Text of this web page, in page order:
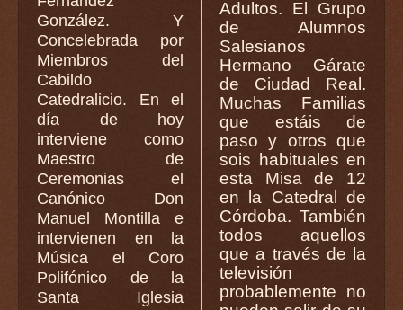
González. Y
Concelebrada por
Miembros del
Cabildo
Catedralicio. En el
día de hoy
interviene como
Maestro de
Ceremonias el
Canónico Don
Manuel Montilla e
intervienen en la
Música el Coro
Polifónico de la
Santa Iglesia
Adultos. El Grupo
de Alumnos
Salesianos
Hermano Gárate
de Ciudad Real.
Muchas Familias
que estáis de
paso y otros que
sois habituales en
esta Misa de 12
en la Catedral de
Córdoba. También
todos aquellos
que a través de la
televisión
probablemente no